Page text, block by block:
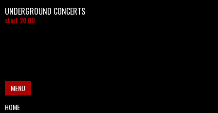
UNDERGROUND CONCERTS
start 20.00
MENU
HOME